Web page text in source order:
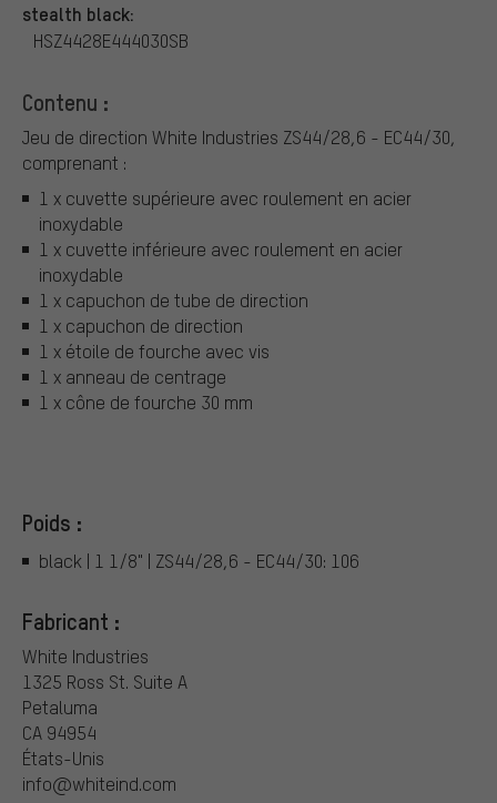
stealth black:
HSZ4428E444030SB
Contenu :
Jeu de direction White Industries ZS44/28,6 - EC44/30,
comprenant :
1 x cuvette supérieure avec roulement en acier
inoxydable
1 x cuvette inférieure avec roulement en acier
inoxydable
1 x capuchon de tube de direction
1 x capuchon de direction
1 x étoile de fourche avec vis
1 x anneau de centrage
1 x cône de fourche 30 mm
Poids :
black | 1 1/8" | ZS44/28,6 - EC44/30: 106
Fabricant :
White Industries
1325 Ross St. Suite A
Petaluma
CA 94954
États-Unis
info@whiteind.com